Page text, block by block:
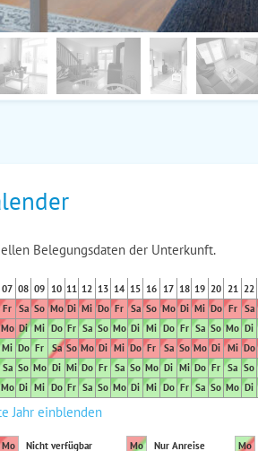
Belegungsdaten der Unterkunft.
07 08 09 10 11 12 13 14 15 16 17 18 19 20 21 22
Fr Sa So Mo Di Mi Do Fr Sa So Mo Di Mi Do Fr Sa
Mo Di Mi Do Fr Sa So Mo Di Mi Do Fr Sa So Mo Di
Mi Do Fr Sa So Mo Di Mi Do Fr Sa So Mo Di Mi Do
Sa So Mo Di Mi Do Fr Sa So Mo Di Mi Do Fr Sa So
Mo Di Mi Do Fr Sa So Mo Di Mi Do Fr Sa So Mo Di
Jahr einblenden
Mo Nicht verfügbar Mo Nur Anreise Mo